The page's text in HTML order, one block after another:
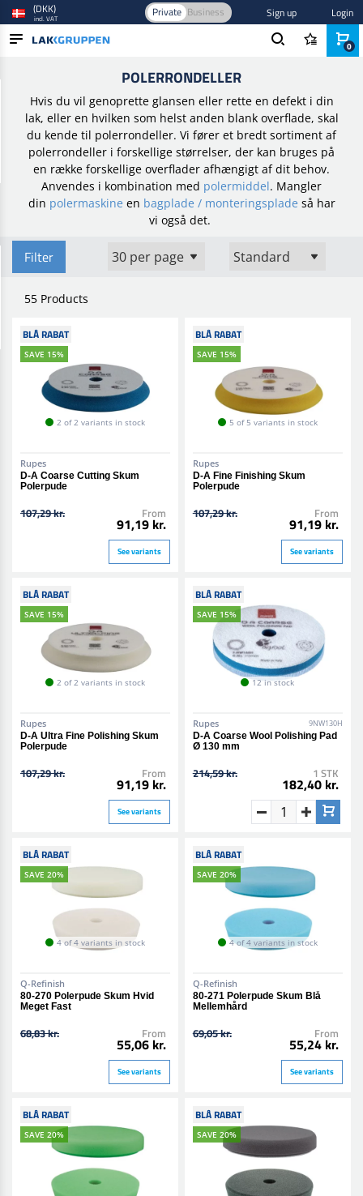
BLOG
BRANDS
NEW IN
(DKK)
incl. VAT Private Business Sign up Login
POLERRONDELLER
Hvis du vil genoprette glansen eller rette en defekt i din
lak, eller en hvilken som helst anden blank overflade, skal
du kende til polerrondeller. Vi fører et bredt sortiment af
polerrondeller i forskellige størrelser, der kan bruges på
en række forskellige overflader afhængigt af dit behov.
Anvendes i kombination med polermiddel. Mangler
din polermaskine en bagplade / monteringsplade så har
vi også det.
Filter
55 Products
BLÅ RABAT
SAVE 15%
2 of 2 variants in stock
Rupes
D-A Coarse Cutting Skum
Polerpude
107,29 kr. From
91,19 kr.
See variants
BLÅ RABAT
SAVE 15%
5 of 5 variants in stock
Rupes
D-A Fine Finishing Skum
Polerpude
107,29 kr. From
91,19 kr.
See variants
BLÅ RABAT
SAVE 15%
2 of 2 variants in stock
Rupes
D-A Ultra Fine Polishing Skum
Polerpude
107,29 kr. From
91,19 kr.
See variants
BLÅ RABAT
SAVE 15%
12 in stock
Rupes 9NW130H
D-A Coarse Wool Polishing Pad
Ø 130 mm
214,59 kr. 1 STK
182,40 kr.
BLÅ RABAT
SAVE 20%
4 of 4 variants in stock
Q-Refinish
80-270 Polerpude Skum Hvid
Meget Fast
68,83 kr. From
55,06 kr.
See variants
BLÅ RABAT
SAVE 20%
4 of 4 variants in stock
Q-Refinish
80-271 Polerpude Skum Blå
Mellemhård
69,05 kr. From
55,24 kr.
See variants
BLÅ RABAT
SAVE 20%
BLÅ RABAT
SAVE 20%
0